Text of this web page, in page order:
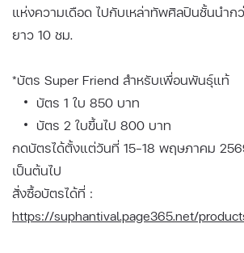
แห่งความเดือด ไปกับเหล่าทัพศิลปินชั้นนำก
ยาว 10 ชม.
*บัตร Super Friend สำหรับเพื่อนพันธ์ุแท้
บัตร 1 ใบ 850 บาท
บัตร 2 ใบขึ้นไป 800 บาท
กดบัตรได้ตั้งแต่วันที่ 15-18 พฤษภาคม
เป็นต้นไป
สั่งซื้อบัตรได้ที่ :
https://suphantival.page365.net/